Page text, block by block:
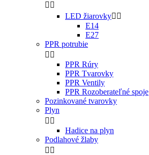
 
LED žiarovky 
E14
E27
PPR potrubie
 
PPR Rúry
PPR Tvarovky
PPR Ventily
PPR Rozoberateľné spoje
Pozinkované tvarovky
Plyn
 
Hadice na plyn
Podlahové žlaby
 